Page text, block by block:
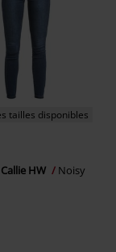
tailles disponibles
HW
Noisy